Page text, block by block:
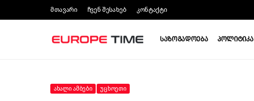
Მთავარი Ჩვენ Შესახებ Კონტაქტი
Საზოგადოება Პოლიტიკა
Ახალი Ამბები Უცხოეთი